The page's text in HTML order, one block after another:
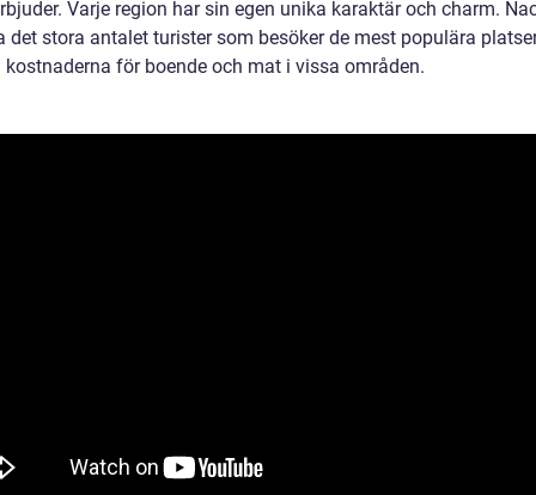
Varje region har sin egen unika karaktär och charm.
det stora antalet turister som besöker de mest populära
kostnaderna för boende och mat i vissa områden.